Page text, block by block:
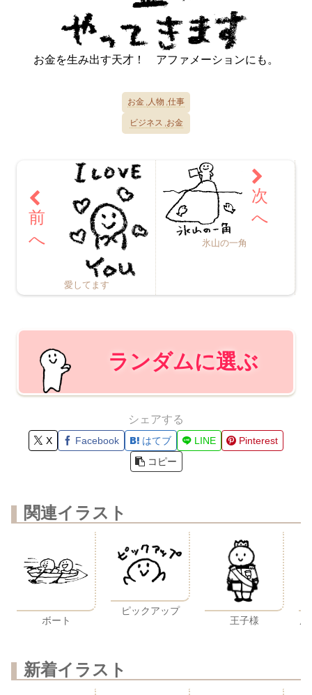
お金を生み出す天才！ アファメーションにも。
お金 人物 仕事
ビジネス お金
愛してます
氷山の一角
ランダムに選ぶ
シェアする
X Facebook はてブ LINE
Pinterest
コピー
関連イラスト
ボート
ピックアップ
王子様
新着イラスト